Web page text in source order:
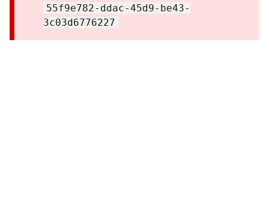
55f9e782-ddac-45d9-be43-
3c03d6776227